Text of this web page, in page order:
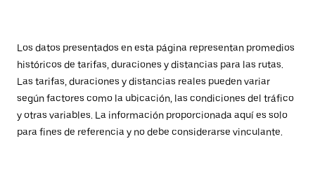
Los datos presentados en esta página representan promedios
históricos de tarifas, duraciones y distancias para las rutas.
Las tarifas, duraciones y distancias reales pueden variar
según factores como la ubicación, las condiciones del tráfico
y otras variables. La información proporcionada aquí es solo
para fines de referencia y no debe considerarse vinculante.